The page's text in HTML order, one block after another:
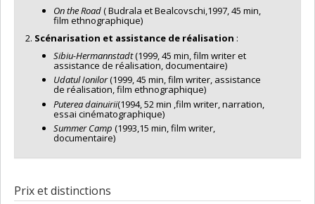
On the Road( Budrala et Bealcovschi,1997, 45 min,
film ethnographique)
2. Scénarisation et assistance de réalisation :
Sibiu-Hermannstadt(1999, 45 min, film writer et
assistance de réalisation, documentaire)
Udatul Ionilor(1999, 45 min, film writer, assistance
de réalisation, film ethnographique)
Puterea dainuirii(1994, 52 min ,film writer, narration,
essai cinématographique)
Summer Camp (1993,15 min, film writer,
documentaire)
Prix et distinctions